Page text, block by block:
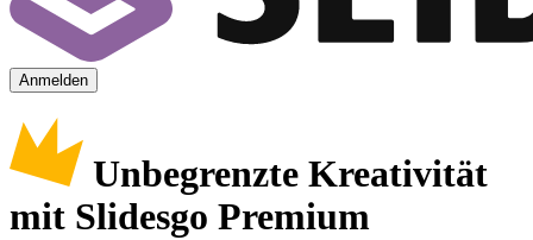
Anmelden
Unbegrenzte Kreativität
mit Slidesgo Premium